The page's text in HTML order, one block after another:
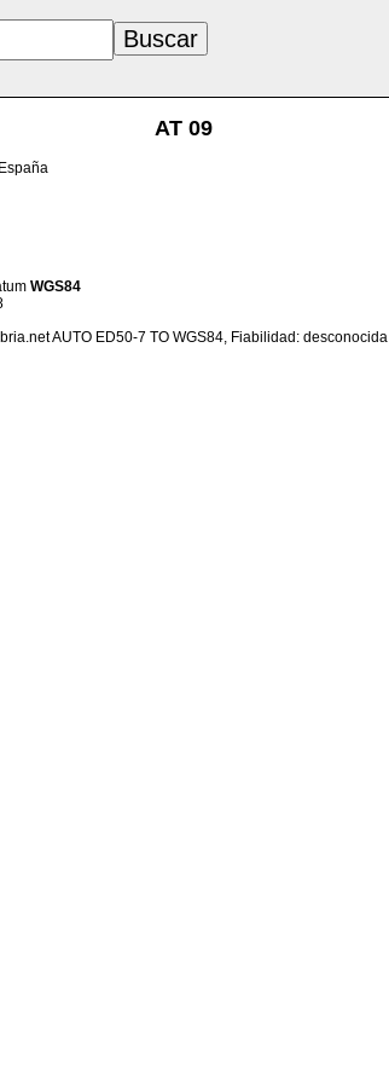
AT 09
WGS84
AUTO ED50-7 TO WGS84, Fiabilidad: desconocida